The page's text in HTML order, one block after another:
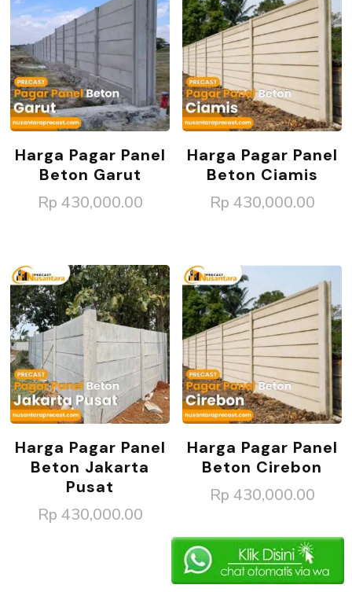
Harga Pagar Panel
Beton Garut
Rp 430,000.00
Harga Pagar Panel
Beton Ciamis
Rp 430,000.00
Harga Pagar Panel
Beton Jakarta
Pusat
Rp 430,000.00
Harga Pagar Panel
Beton Cirebon
Rp 430,000.00